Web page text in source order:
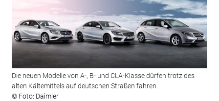
Die neuen Modelle von A-, B- und CLA-Klasse dürfen trotz des
alten Kältemittels auf deutschen Straßen fahren.
© Foto: Daimler